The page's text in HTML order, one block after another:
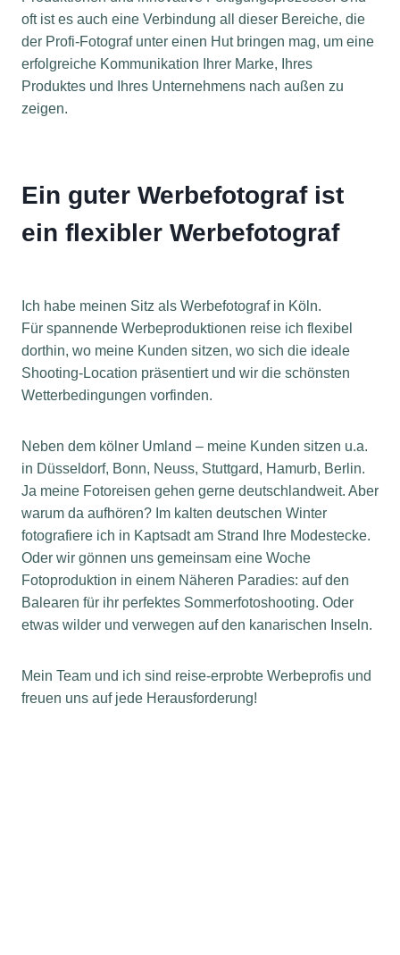
oft ist es auch eine Verbindung all dieser Bereiche, die
der Profi-Fotograf unter einen Hut bringen mag, um eine
erfolgreiche Kommunikation Ihrer Marke, Ihres
Produktes und Ihres Unternehmens nach außen zu
zeigen.
Ein guter Werbefotograf ist
ein flexibler Werbefotograf
Ich habe meinen Sitz als Werbefotograf in Köln.
Für spannende Werbeproduktionen reise ich flexibel
dorthin, wo meine Kunden sitzen, wo sich die ideale
Shooting-Location präsentiert und wir die schönsten
Wetterbedingungen vorfinden.
Neben dem kölner Umland – meine Kunden sitzen u.a.
in Düsseldorf, Bonn, Neuss, Stuttgard, Hamurb, Berlin.
Ja meine Fotoreisen gehen gerne deutschlandweit. Aber
warum da aufhören? Im kalten deutschen Winter
fotografiere ich in Kaptsadt am Strand Ihre Modestecke.
Oder wir gönnen uns gemeinsam eine Woche
Fotoproduktion in einem Näheren Paradies: auf den
Balearen für ihr perfektes Sommerfotoshooting. Oder
etwas wilder und verwegen auf den kanarischen Inseln.
Mein Team und ich sind reise-erprobte Werbeprofis und
freuen uns auf jede Herausforderung!